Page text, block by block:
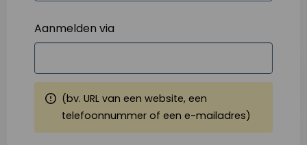
Aanmelden via
(bv. URL van een website, een
telefoonnummer of een e-mailadres)